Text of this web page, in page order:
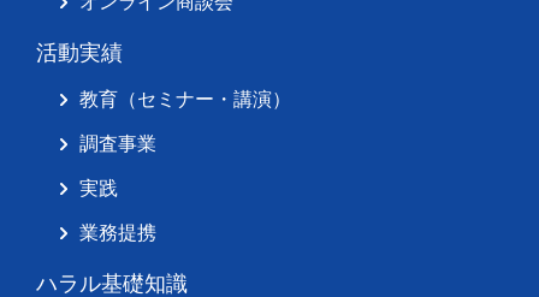
活動実績
教育（セミナー・講演）
調査事業
実践
業務提携
ハラル基礎知識